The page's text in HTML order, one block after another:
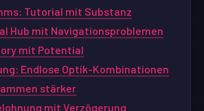
Tutorial mit Substanz
Hub mit Navigationsproblemen
mit Potential
Endlose Optik-Kombinationen
stärker
mit Verzögerung